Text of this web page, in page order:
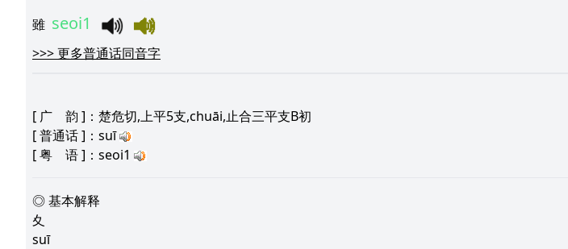
雖 seoi1
>>>更多普通话同音字
[ 广 韵 ]：楚危切,上平5支,chuāi,止合三平支B初
[普通话]：suī
[粤 语]：seoi1
◎ 基本解释
夊
suī